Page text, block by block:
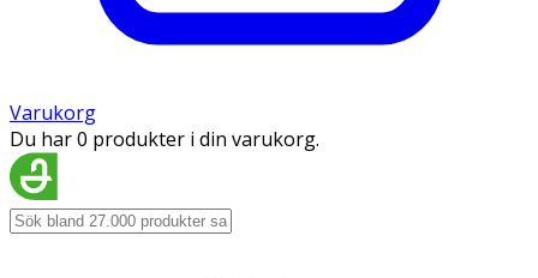
Varukorg
Du har 0 produkter i din varukorg.